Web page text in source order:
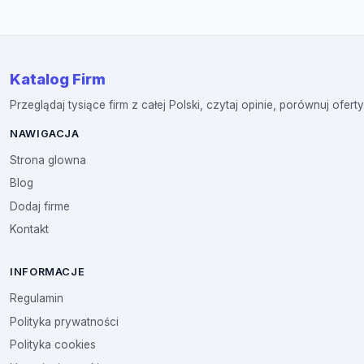
Katalog Firm
Przeglądaj tysiące firm z całej Polski, czytaj opinie, porównuj
NAWIGACJA
Strona glowna
Blog
Dodaj firme
Kontakt
INFORMACJE
Regulamin
Polityka prywatności
Polityka cookies